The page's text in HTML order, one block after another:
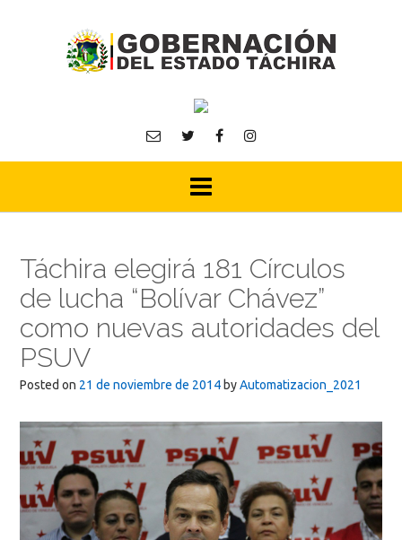
Táchira elegirá 181 Círculos
de lucha “Bolívar Chávez”
como nuevas autoridades del
PSUV
Posted on 21 de noviembre de 2014 byAutomatizacion_2021